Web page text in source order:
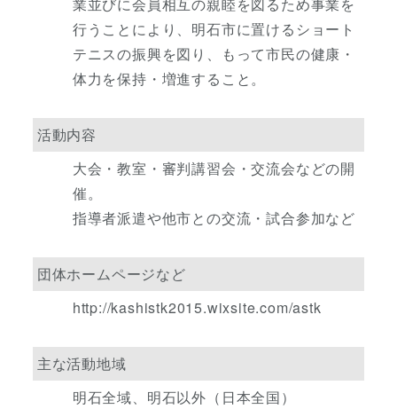
業並びに会員相互の親睦を図るため事業を
行うことにより、明石市に置けるショート
テニスの振興を図り、もって市民の健康・
体力を保持・増進すること。
活動内容
大会・教室・審判講習会・交流会などの開
催。
指導者派遣や他市との交流・試合参加など
団体ホームページなど
http://kashistk2015.wixsite.com/astk
主な活動地域
明石全域、明石以外（日本全国）